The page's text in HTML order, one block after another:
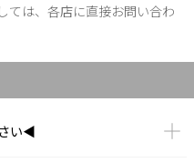
ては、各店に直接お問い合わ
い◀